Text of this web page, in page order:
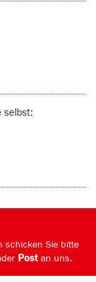
selbst:
schicken Sie bitte
Post an uns.